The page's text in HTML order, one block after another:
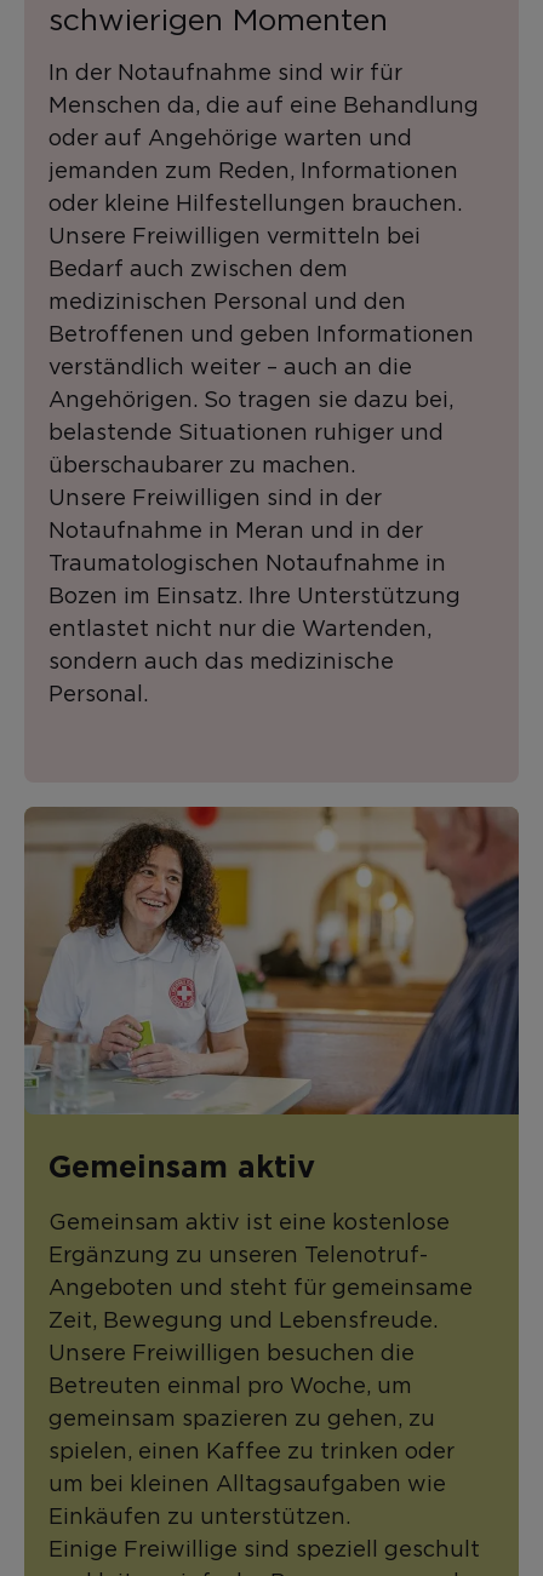
schwierigen Momenten
In der Notaufnahme sind wir für
Menschen da, die auf eine Behandlung
oder auf Angehörige warten und
jemanden zum Reden, Informationen
oder kleine Hilfestellungen brauchen.
Unsere Freiwilligen vermitteln bei
Bedarf auch zwischen dem
medizinischen Personal und den
Betroffenen und geben Informationen
verständlich weiter – auch an die
Angehörigen. So tragen sie dazu bei,
belastende Situationen ruhiger und
überschaubarer zu machen.
Unsere Freiwilligen sind in der
Notaufnahme in Meran und in der
Traumatologischen Notaufnahme in
Bozen im Einsatz. Ihre Unterstützung
entlastet nicht nur die Wartenden,
sondern auch das medizinische
Personal.
Gemeinsam aktiv
Gemeinsam aktiv ist eine kostenlose
Ergänzung zu unseren Telenotruf-
Angeboten und steht für gemeinsame
Zeit, Bewegung und Lebensfreude.
Unsere Freiwilligen besuchen die
Betreuten einmal pro Woche, um
gemeinsam spazieren zu gehen, zu
spielen, einen Kaffee zu trinken oder
um bei kleinen Alltagsaufgaben wie
Einkäufen zu unterstützen.
Einige Freiwillige sind speziell geschult